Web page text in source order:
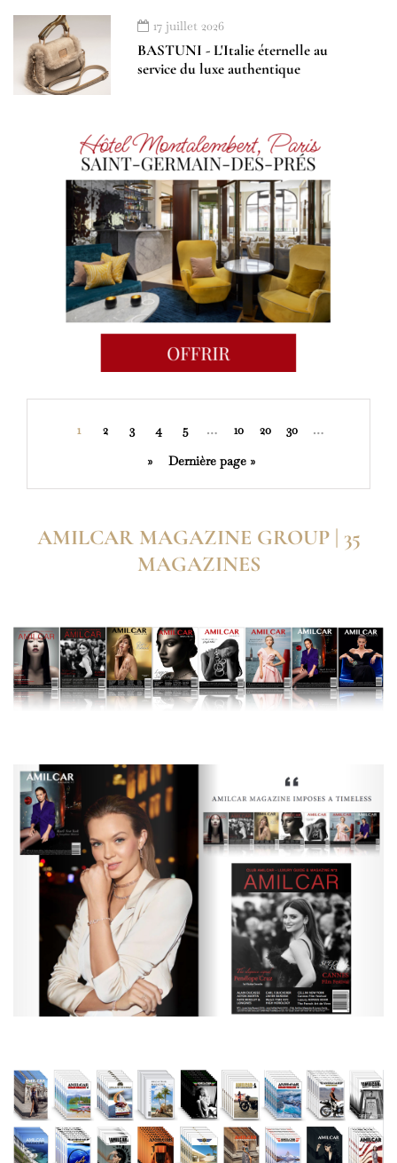
17 juillet 2026
BASTUNI - L'Italie éternelle au
service du luxe authentique
1 2 3 4 5 … 10 20 30
…
»
Dernière page »
AMILCAR MAGAZINE GROUP | 35
MAGAZINES